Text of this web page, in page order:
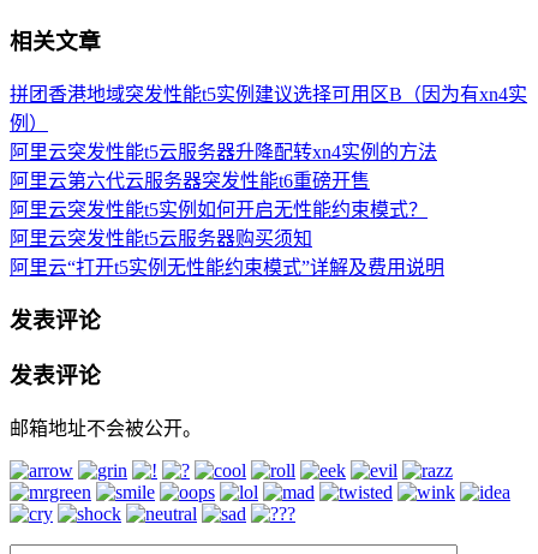
相关文章
拼团香港地域突发性能t5实例建议选择可用区B（因为有xn4实
例）
阿里云突发性能t5云服务器升降配转xn4实例的方法
阿里云第六代云服务器突发性能t6重磅开售
阿里云突发性能t5实例如何开启无性能约束模式？
阿里云突发性能t5云服务器购买须知
阿里云“打开t5实例无性能约束模式”详解及费用说明
发表评论
发表评论
邮箱地址不会被公开。